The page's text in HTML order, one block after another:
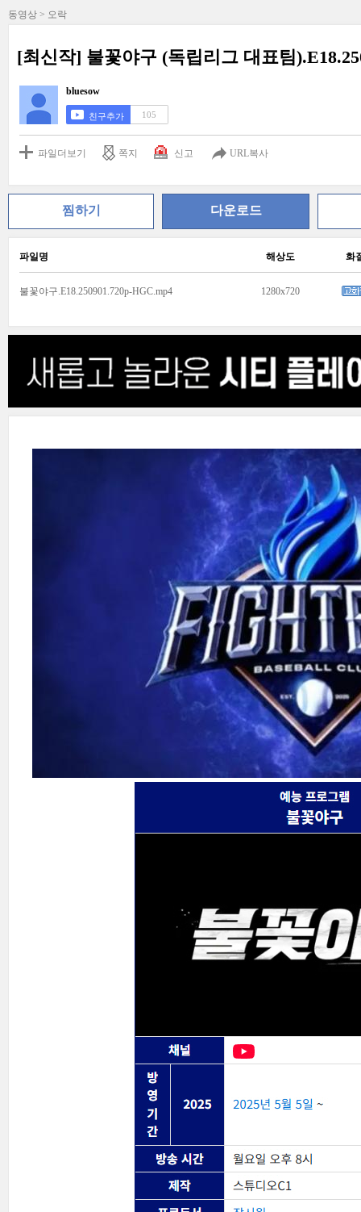
동영상 > 오락
[최신작] 불꽃야구 (독립리그 대표팀
bluesow
친구추가 105
파일더보기 쪽지 신고 URL복사
찜하기 다운로드
파일명 해상도 화
불꽃야구.E18.250901.720p-HGC.mp4 1280x720